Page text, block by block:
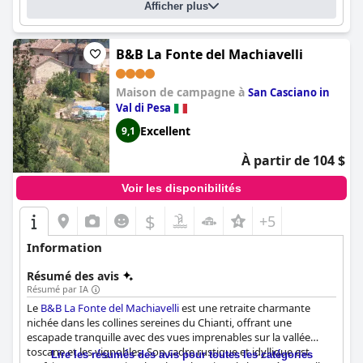
Afficher plus
B&B La Fonte del Machiavelli
Maison de campagne à San Casciano in
Val di Pesa
9,1 Excellent
À partir de 104 $
Voir les disponibilités
$ +5
Information
Résumé des avis
Résumé par IA
Le B&B La Fonte del Machiavelliest une retraite charmante
nichée dans les collines sereines du Chianti, offrant une
escapade tranquille avec des vues imprenables sur la vallée
toscane et les vignobles. Son cadre rustique et idyllique est
Lire les résumés des avis pour toutes les catégories